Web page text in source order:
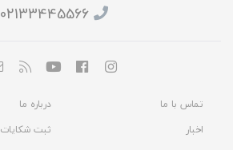
02133445566
تماس با ما
درباره ما
اخبار
ثبت شکایات